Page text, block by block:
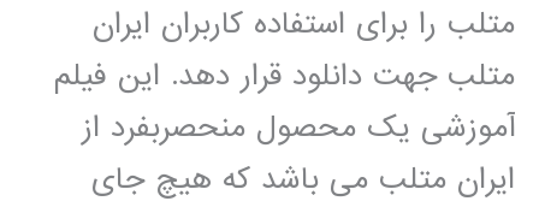
متلب را برای استفاده کاربران ایران
متلب جهت دانلود قرار دهد. این فیلم
آموزشی یک محصول منحصربفرد از
ایران متلب می باشد که هیچ جای